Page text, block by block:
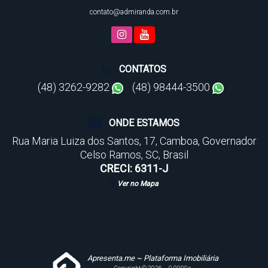
contato@admiranda.com.br
CONTATOS
(48) 3262-9282 (48) 98444-3500
ONDE ESTAMOS
Rua Maria Luiza dos Santos, 17, Camboa, Governador
Celso Ramos, SC, Brasil
CRECI: 6311-J
Ver no Mapa
Apresenta.me ~ Plataforma Imobiliária